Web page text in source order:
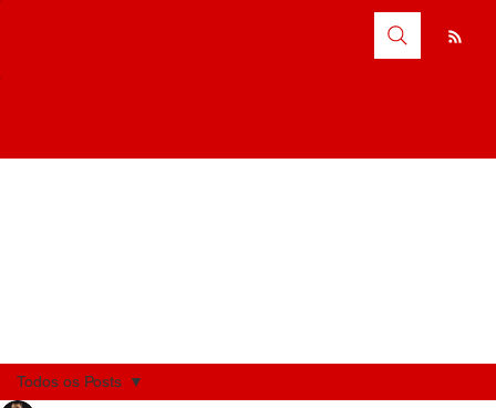
Todos os Posts